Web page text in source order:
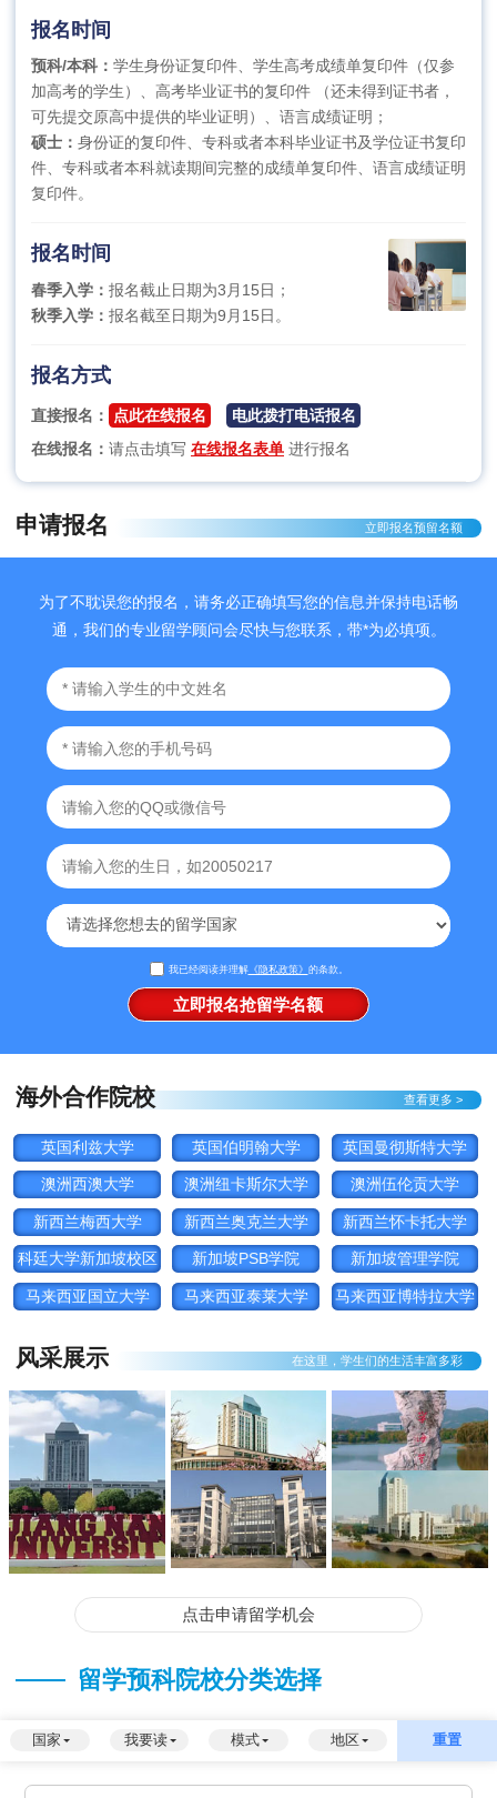
报名时间
预科/本科： 学生身份证复印件、学生高考成绩单复印件（仅参
加高考的学生）、高考毕业证书的复印件 （还未得到证书者，
可先提交原高中提供的毕业证明）、语言成绩证明；
硕士： 身份证的复印件、专科或者本科毕业证书及学位证书复印
件、专科或者本科就读期间完整的成绩单复印件、语言成绩证明
复印件。
报名时间
春季入学： 报名截止日期为3月15日；
秋季入学： 报名截至日期为9月15日。
报名方式
直接报名： 点此在线报名
电此拨打电话报名
在线报名： 请点击填写 在线报名表单 进行报名
申请报名 立即报名预留名额
为了不耽误您的报名，请务必正确填写您的信息并保持电话畅
通，我们的专业留学顾问会尽快与您联系，带*为必填项。
我已经阅读并理解《隐私政策》 的条款。
海外合作院校 查看更多 >
英国利兹大学 英国伯明翰大学 英国曼彻斯特大学
澳洲西澳大学 澳洲纽卡斯尔大学 澳洲伍伦贡大学
新西兰梅西大学 新西兰奥克兰大学 新西兰怀卡托大学
科廷大学新加坡校区 新加坡PSB学院 新加坡管理学院
马来西亚国立大学 马来西亚泰莱大学 马来西亚博特拉大学
风采展示 在这里，学生们的生活丰富多彩
点击申请留学机会
留学预科院校分类选择
国家 我要读 模式 地区 重置